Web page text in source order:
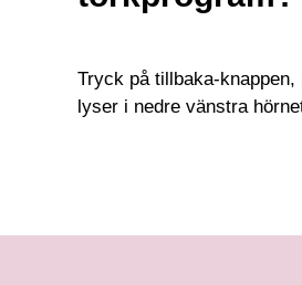
Tryck på tillbaka-knappen,
lyser i nedre vänstra